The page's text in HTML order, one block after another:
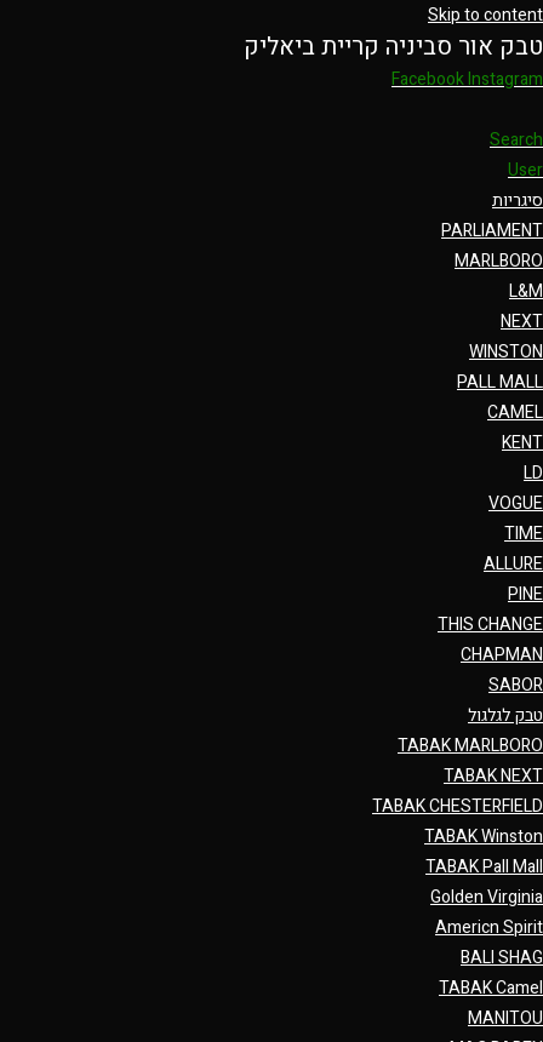
Skip to content
טבק אור סביניה קריית ביאליק
FacebookInstagram
Search
User
סיגריות
PARLIAMENT
MARLBORO
L&M
NEXT
WINSTON
PALL MALL
CAMEL
KENT
LD
VOGUE
TIME
ALLURE
PINE
THIS CHANGE
CHAPMAN
SABOR
טבק לגלגול
TABAK MARLBORO
TABAK NEXT
TABAK CHESTERFIELD
TABAK Winston
TABAK Pall Mall
Golden Virginia
Americn Spirit
BALI SHAG
TABAK Camel
MANITOU